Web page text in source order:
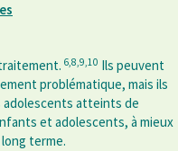
6,8,9,10 Ils peuvent
problématique, mais ils
atteints de
et adolescents, à mieux
terme.